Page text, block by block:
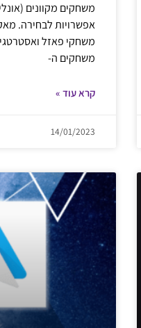
משחקים מקוונים
אפשרויות לבחירה.
משחקי פאזל
משחקים ה-
קרא עוד »
14/01/2023